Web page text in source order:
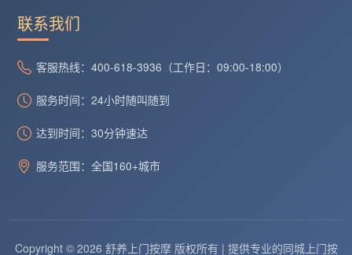
联系我们
客服热线：400-618-3936（工作日：09:00-18:00）
服务时间：24小时随叫随到
达到时间：30分钟速达
服务范围：全国160+城市
Copyright © 2026 舒养上门按摩 版权所有 | 提供专业的同城上门按